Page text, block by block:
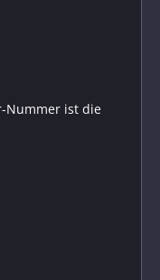
Nummer ist die